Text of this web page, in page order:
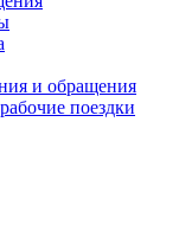
и обращения
поездки